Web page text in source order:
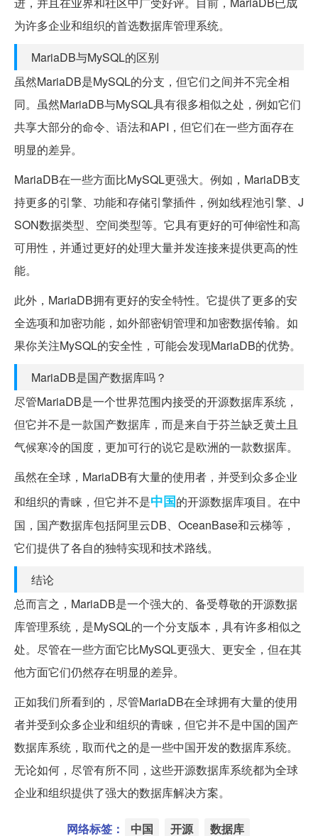
为许多企业和组织的首选数据库管理系统。
MariaDB与MySQL的区别
虽然MariaDB是MySQL的分支，但它们之间并不完全相
同。虽然MariaDB与MySQL具有很多相似之处，例如它们
共享大部分的命令、语法和API，但它们在一些方面存在
明显的差异。
MariaDB在一些方面比MySQL更强大。例如，MariaDB支
持更多的引擎、功能和存储引擎插件，例如线程池引擎、J
SON数据类型、空间类型等。它具有更好的可伸缩性和高
可用性，并通过更好的处理大量并发连接来提供更高的性
能。
此外，MariaDB拥有更好的安全特性。它提供了更多的安
全选项和加密功能，如外部密钥管理和加密数据传输。如
果你关注MySQL的安全性，可能会发现MariaDB的优势。
MariaDB是国产数据库吗？
尽管MariaDB是一个世界范围内接受的开源数据库系统，
但它并不是一款国产数据库，而是来自于芬兰缺乏黄土且
气候寒冷的国度，更加可行的说它是欧洲的一款数据库。
虽然在全球，MariaDB有大量的使用者，并受到众多企业
和组织的青睐，但它并不是中国的开源数据库项目。在中
国，国产数据库包括阿里云DB、OceanBase和云梯等，
它们提供了各自的独特实现和技术路线。
结论
总而言之，MariaDB是一个强大的、备受尊敬的开源数据
库管理系统，是MySQL的一个分支版本，具有许多相似之
处。尽管在一些方面它比MySQL更强大、更安全，但在其
他方面它们仍然存在明显的差异。
正如我们所看到的，尽管MariaDB在全球拥有大量的使用
者并受到众多企业和组织的青睐，但它并不是中国的国产
数据库系统，取而代之的是一些中国开发的数据库系统。
无论如何，尽管有所不同，这些开源数据库系统都为全球
企业和组织提供了强大的数据库解决方案。
网络标签： 中国 开源 数据库